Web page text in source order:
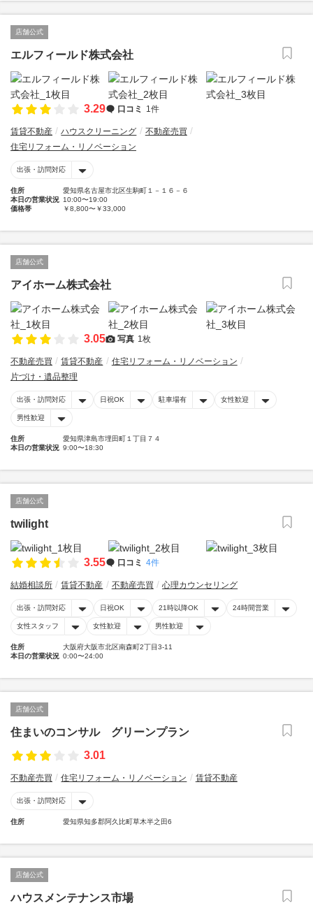
店舗公式
エルフィールド株式会社
3.29 口コミ 1件
賃貸不動産 ハウスクリーニング
不動産売買
住宅リフォーム・リノベーション
出張・訪問対応
住所
愛知県名古屋市北区生駒町１－１６－６
本日の営業状況 10:00〜19:00
価格帯
￥8,800〜￥33,000
店舗公式
アイホーム株式会社
3.05 写真 1枚
不動産売買 賃貸不動産
住宅リフォーム・リノベーション
片づけ・遺品整理
出張・訪問対応 日祝OK 駐車場有 女性歓迎
男性歓迎
住所
愛知県津島市埋田町１丁目７４
本日の営業状況 9:00〜18:30
店舗公式
twilight
3.55 口コミ 4件
結婚相談所 賃貸不動産 不動産売買 心理カウンセリング
出張・訪問対応 日祝OK 21時以降OK 24時間営業
女性スタッフ 女性歓迎 男性歓迎
住所
大阪府大阪市北区南森町2丁目3-11
本日の営業状況 0:00〜24:00
店舗公式
住まいのコンサル グリーンプラン
3.01
不動産売買 住宅リフォーム・リノベーション 賃貸不動産
出張・訪問対応
住所 愛知県知多郡阿久比町草木半之田6
店舗公式
ハウスメンテナンス市場